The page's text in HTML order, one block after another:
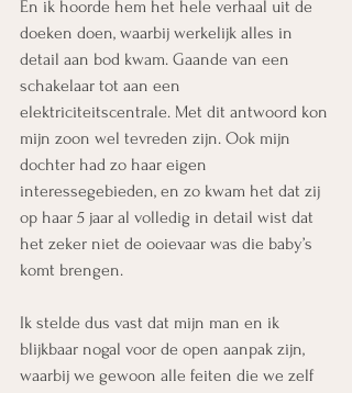
En ik hoorde hem het hele verhaal uit de
doeken doen, waarbij werkelijk alles in
detail aan bod kwam. Gaande van een
schakelaar tot aan een
elektriciteitscentrale. Met dit antwoord kon
mijn zoon wel tevreden zijn. Ook mijn
dochter had zo haar eigen
interessegebieden, en zo kwam het dat zij
op haar 5 jaar al volledig in detail wist dat
het zeker niet de ooievaar was die baby’s
komt brengen.
Ik stelde dus vast dat mijn man en ik
blijkbaar nogal voor de open aanpak zijn,
waarbij we gewoon alle feiten die we zelf